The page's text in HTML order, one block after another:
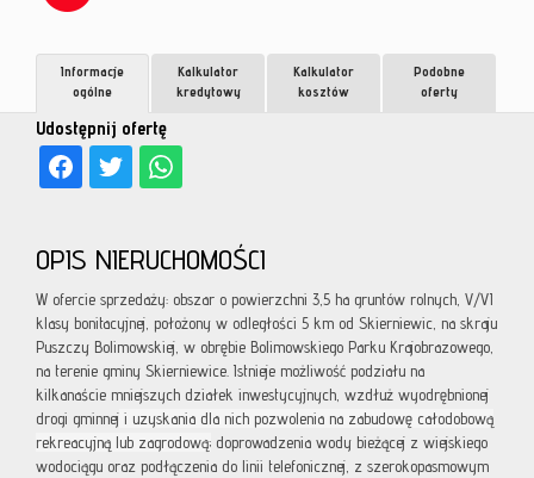
Udostępnij ofertę
Informacje
ogólne
Kalkulator
kredytowy
Kalkulator
kosztów
Podobne
oferty
OPIS NIERUCHOMOŚCI
W ofercie sprzedaży: obszar o powierzchni 3,5 ha gruntów rolnych, V/VI
klasy bonitacyjnej, położony w odległości 5 km od Skierniewic, na skraju
Puszczy Bolimowskiej, w obrębie Bolimowskiego Parku Krajobrazowego,
na terenie gminy Skierniewice. Istnieje możliwość podziału na
kilkanaście mniejszych działek inwestycyjnych, wzdłuż wyodrębnionej
drogi gminnej i uzyskania dla nich pozwolenia na zabudowę całodobową
rekreacyjną lub zagrodową; doprowadzenia wody bieżącej z wiejskiego
wodociągu oraz podłączenia do linii telefonicznej, z szerokopasmowym